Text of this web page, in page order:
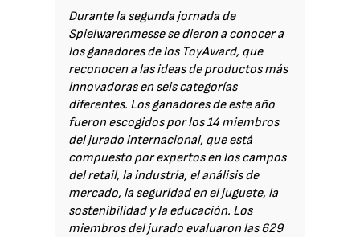
Durante la segunda jornada de
Spielwarenmesse se dieron a conocer a
los ganadores de los ToyAward, que
reconocen a las ideas de productos más
innovadoras en seis categorías
diferentes. Los ganadores de este año
fueron escogidos por los 14 miembros
del jurado internacional, que está
compuesto por expertos en los campos
del retail, la industria, el análisis de
mercado, la seguridad en el juguete, la
sostenibilidad y la educación. Los
miembros del jurado evaluaron las 629